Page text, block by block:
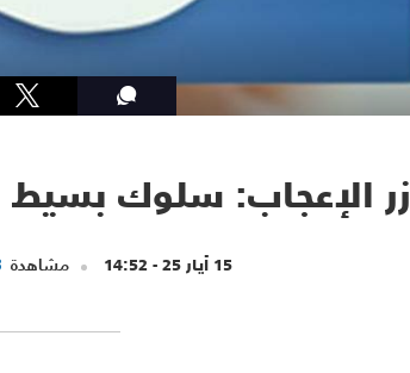
زر الإعجاب: سلوك
15 أيار 25 - 14:52 مشاهدة